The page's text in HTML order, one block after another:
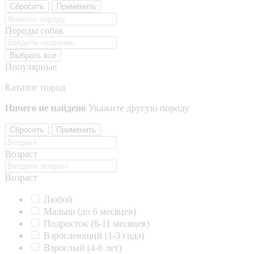
Сбросить Применить
Породы собак
Выбрать все
Популярные
Каталог пород
Ничего не найдено Укажите другую породу
Сбросить Применить
Возраст
Возраст
Любой
Малыш (до 6 месяцев)
Подросток (6-11 месяцев)
Взрослеющий (1-3 года)
Взрослый (4-6 лет)